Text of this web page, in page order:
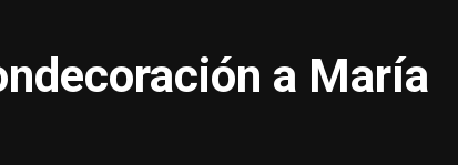
a María